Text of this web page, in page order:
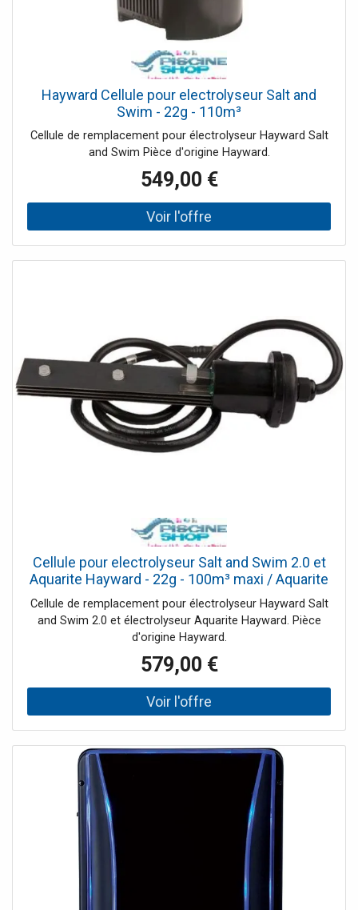
Hayward Cellule pour electrolyseur Salt and
Swim - 22g - 110m³
Cellule de remplacement pour électrolyseur Hayward Salt
and Swim Pièce d'origine Hayward.
549,00 €
Cellule pour electrolyseur Salt and Swim 2.0 et
Aquarite Hayward - 22g - 100m³ maxi / Aquarite
Cellule de remplacement pour électrolyseur Hayward Salt
and Swim 2.0 et électrolyseur Aquarite Hayward. Pièce
d'origine Hayward.
579,00 €